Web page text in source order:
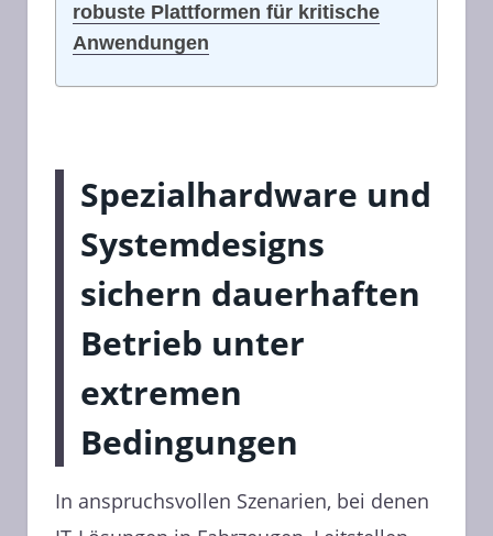
robuste Plattformen für kritische
Anwendungen
Spezialhardware und
Systemdesigns
sichern dauerhaften
Betrieb unter
extremen
Bedingungen
In anspruchsvollen Szenarien, bei denen